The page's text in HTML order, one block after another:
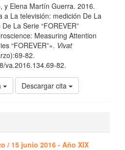
y Elena Martín Guerra. 2016.
a La televisión: medición De La
La Serie “FOREVER”
Measuring Attention
“FOREVER”». Vivat
82.
va.2016.134.69-82.
Descargar cita
/ 15 junio 2016 - Año XIX